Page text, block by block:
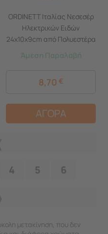
ORDINETT Ιταλίας Νεσεσέρ
Ηλεκτρικών Ειδών
24x10x9cm από Πολυεστέρα
2.2lt TECH POCHETTE Γκρι
Άμεση Παραλαβή
8,70 €
ΑΓΟΡΑ
4 5 6
μετακίνηση, που δεν